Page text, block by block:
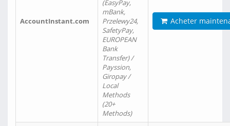
AccountInstant.com
(EasyPay,
mBank,
Przelewy24,
SafetyPay,
EUROPEAN
Bank
Transfer) /
Payssion,
Giropay /
Local
Methods
(20+
Methods)
Acheter